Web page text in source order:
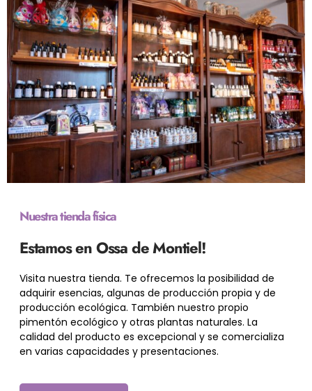
Nuestra tienda física
Estamos en Ossa de Montiel!
Visita nuestra tienda. Te ofrecemos la posibilidad de
adquirir esencias, algunas de producción propia y de
producción ecológica. También nuestro propio
pimentón ecológico y otras plantas naturales. La
calidad del producto es excepcional y se comercializa
en varias capacidades y presentaciones.